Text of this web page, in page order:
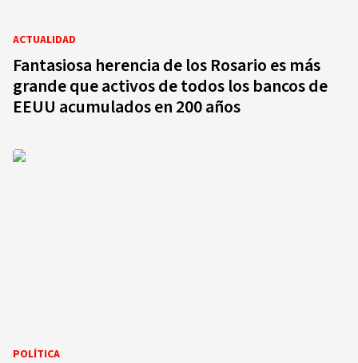
ACTUALIDAD
Fantasiosa herencia de los Rosario es más
grande que activos de todos los bancos de
EEUU acumulados en 200 años
POLÍTICA